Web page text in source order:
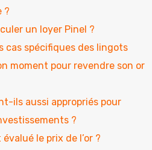
?
un loyer Pinel ?
cas spécifiques des lingots
moment pour revendre son or
ils aussi appropriés pour
?
le prix de l’or ?